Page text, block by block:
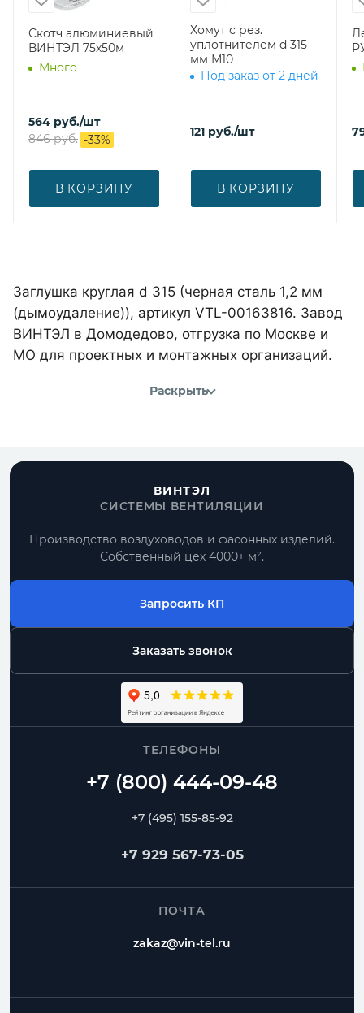
Скотч алюминиевый
ВИНТЭЛ 75х50м
Много
564 руб./шт
846руб. -33%
В КОРЗИНУ
Хомут с рез.
уплотнителем d 315
мм М10
Под заказ от 2 дней
121 руб./шт
В КОРЗИНУ
Заглушка круглая d 315 (черная сталь 1,2 мм
(дымоудаление)), артикул VTL-00163816. Завод
ВИНТЭЛ в Домодедово, отгрузка по Москве и
МО для проектных и монтажных организаций.
Раскрыть
ВИНТЭЛ
СИСТЕМЫ ВЕНТИЛЯЦИИ
Производство воздуховодов и фасонных изделий.
Собственный цех 4000+ м².
Запросить КП
Заказать звонок
ТЕЛЕФОНЫ
+7 (495) 155-85-92
+7 929 567-73-05
ПОЧТА
zakaz@vin-tel.ru